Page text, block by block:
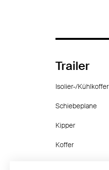
Trailer
Isolier-/Kühlkoffer
Schiebeplane
Kipper
Koffer